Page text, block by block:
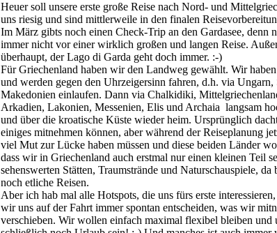
Heuer soll unsere erste große Reise nach Nord- und
uns riesig und sind mittlerweile in den finalen
Im März gibts noch einen Check-Trip an den Gardasee, denn
immer nicht vor einer wirklich großen und langen Reise.
überhaupt, der Lago di Garda geht doch immer. :-)
Für Griechenland haben wir den Landweg gewählt. Wir
und werden gegen den Uhrzeigersinn fahren, d.h. via
Makedonien einlaufen. Dann via Chalkidiki,
Arkadien, Lakonien, Messenien, Elis und Archaia langsam
und über die kroatische Küste wieder heim. Ursprünglich
einiges mitnehmen können, aber während der Reiseplanung
viel Mut zur Lücke haben müssen und diese beiden Länder
dass wir in Griechenland auch erstmal nur einen kleinen Teil
sehenswerten Stätten, Traumstrände und Naturschauspiele,
noch etliche Reisen.
Aber ich hab mal alle Hotspots, die uns fürs erste
wir uns auf der Fahrt immer spontan entscheiden, was wir
verschieben. Wir wollen einfach maximal flexibel bleiben und